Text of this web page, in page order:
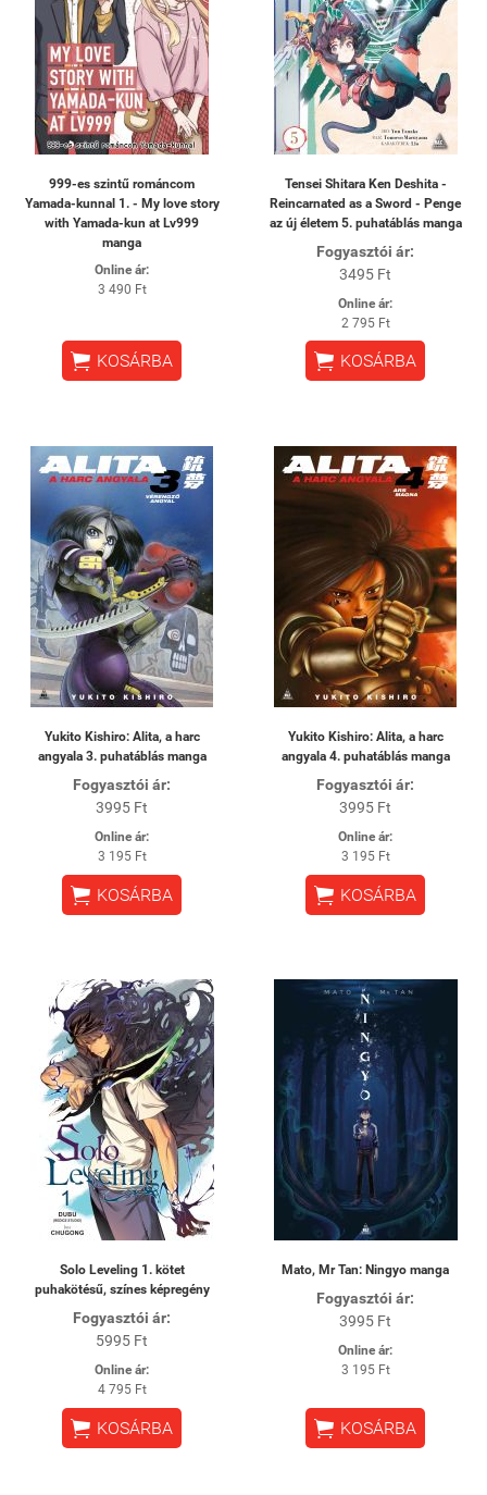
999-es szintű románcom
Yamada-kunnal 1. - My love story
with Yamada-kun at Lv999
manga
Online ár:
3 490 Ft
 KOSÁRBA
Tensei Shitara Ken Deshita -
Reincarnated as a Sword - Penge
az új életem 5. puhatáblás manga
Fogyasztói ár:
3495 Ft
Online ár:
2 795 Ft
 KOSÁRBA
Yukito Kishiro: Alita, a harc
angyala 3. puhatáblás manga
Fogyasztói ár:
3995 Ft
Online ár:
3 195 Ft
 KOSÁRBA
Yukito Kishiro: Alita, a harc
angyala 4. puhatáblás manga
Fogyasztói ár:
3995 Ft
Online ár:
3 195 Ft
 KOSÁRBA
Solo Leveling 1. kötet
puhakötésű, színes képregény
Fogyasztói ár:
5995 Ft
Online ár:
4 795 Ft
 KOSÁRBA
Mato, Mr Tan: Ningyo manga
Fogyasztói ár:
3995 Ft
Online ár:
3 195 Ft
 KOSÁRBA